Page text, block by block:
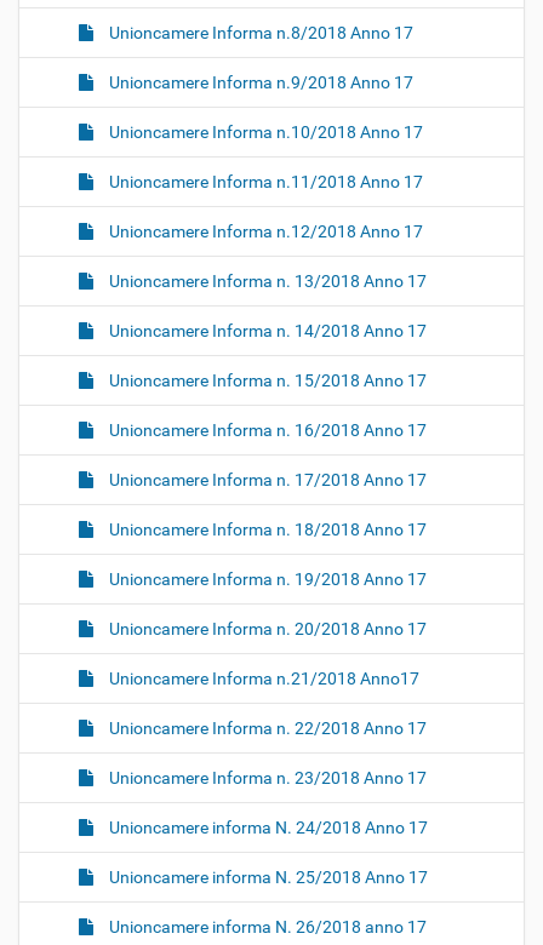
Unioncamere Informa n.8/2018 Anno 17
Unioncamere Informa n.9/2018 Anno 17
Unioncamere Informa n.10/2018 Anno 17
Unioncamere Informa n.11/2018 Anno 17
Unioncamere Informa n.12/2018 Anno 17
Unioncamere Informa n. 13/2018 Anno 17
Unioncamere Informa n. 14/2018 Anno 17
Unioncamere Informa n. 15/2018 Anno 17
Unioncamere Informa n. 16/2018 Anno 17
Unioncamere Informa n. 17/2018 Anno 17
Unioncamere Informa n. 18/2018 Anno 17
Unioncamere Informa n. 19/2018 Anno 17
Unioncamere Informa n. 20/2018 Anno 17
Unioncamere Informa n.21/2018 Anno17
Unioncamere Informa n. 22/2018 Anno 17
Unioncamere Informa n. 23/2018 Anno 17
Unioncamere informa N. 24/2018 Anno 17
Unioncamere informa N. 25/2018 Anno 17
Unioncamere informa N. 26/2018 anno 17